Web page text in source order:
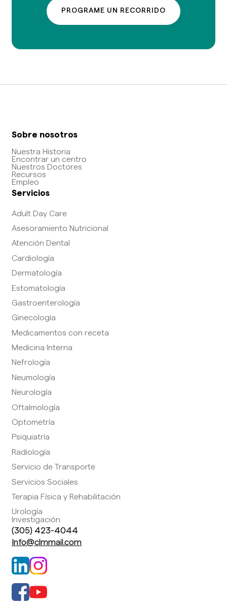
PROGRAME UN RECORRIDO
Sobre nosotros
Nuestra Historia
Encontrar un centro
Nuestros Doctores
Recursos
Empleo
Servicios
Adult Day Care
Asesoramiento Nutricional
Atención Dental
Cardiología
Dermatología
Estomatología
Gastroenterología
Ginecología
Medicamentos con receta
Medicina Interna
Nefrología
Neumología
Neurología
Oftalmología
Optometría
Psiquiatría
Radiología
Servicio de Transporte
Servicios Sociales
Terapia Física y Rehabilitación
Urología
Investigación
(305) 423-4044
Info@clmmail.com